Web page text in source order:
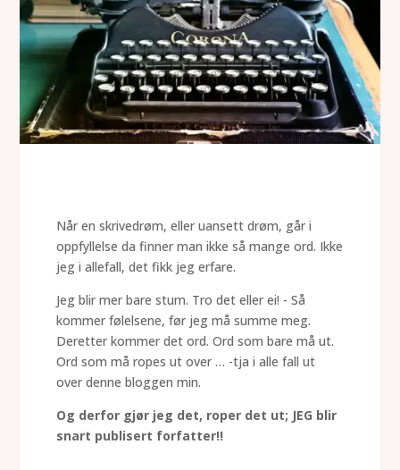
Når en skrivedrøm, eller uansett drøm, går i
oppfyllelse da finner man ikke så mange ord. Ikke
jeg i allefall, det fikk jeg erfare.
Jeg blir mer bare stum. Tro det eller ei! - Så
kommer følelsene, før jeg må summe meg.
Deretter kommer det ord. Ord som bare må ut.
Ord som må ropes ut over … -tja i alle fall ut
over denne bloggen min.
Og derfor gjør jeg det, roper det ut; JEG blir
snart publisert forfatter!!